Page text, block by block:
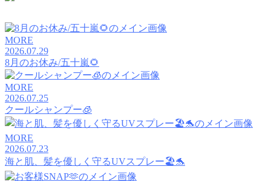
MORE
2026.07.29
8月のお休み/五十嵐🌻
MORE
2026.07.25
クールシャンプー🧊
MORE
2026.07.23
海と肌、髪を優しく守るUVスプレー🏖️🐬